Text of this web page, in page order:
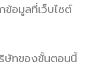
ข้อมูลที่เว็บไซต์
ษัทของขั้นตอนนี้